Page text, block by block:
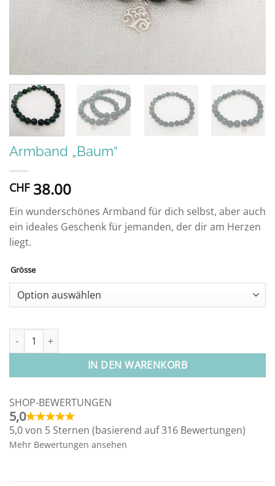
Armband „Baum“
CHF38.00
Ein wunderschönes Armband für dich selbst, aber auch
ein ideales Geschenk für jemanden, der dir am Herzen
liegt.
Grösse
Armband "Baum" Menge
IN DEN WARENKORB
Alternative:
SHOP-BEWERTUNGEN
5,0
5,0 von 5 Sternen (basierend auf 316 Bewertungen)
Mehr Bewertungen ansehen